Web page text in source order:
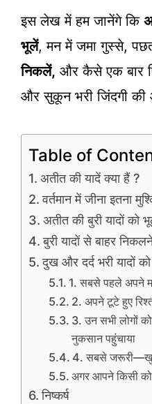
इस लेख में हम जानेंगे कि
भूलें, मन में जमा गुस्से,
निकलें, और कैसे एक बार
और सुकून भरी जिंदगी की
Table of
अतीत की यादें क्या हैं ?
वर्तमान में जीना इतना
अतीत की बुरी यादों को
बुरी यादों से बाहर
दुख और दर्द भरी यादों
1. सबसे पहले अपने
2. अपने टूटे हुए
3. उन सभी लोगों
नुकसान पहुंचाया
4. सबसे
अगर आपने किसी को
निष्कर्ष